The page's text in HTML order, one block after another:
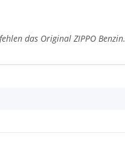
das Original ZIPPO Benzin.